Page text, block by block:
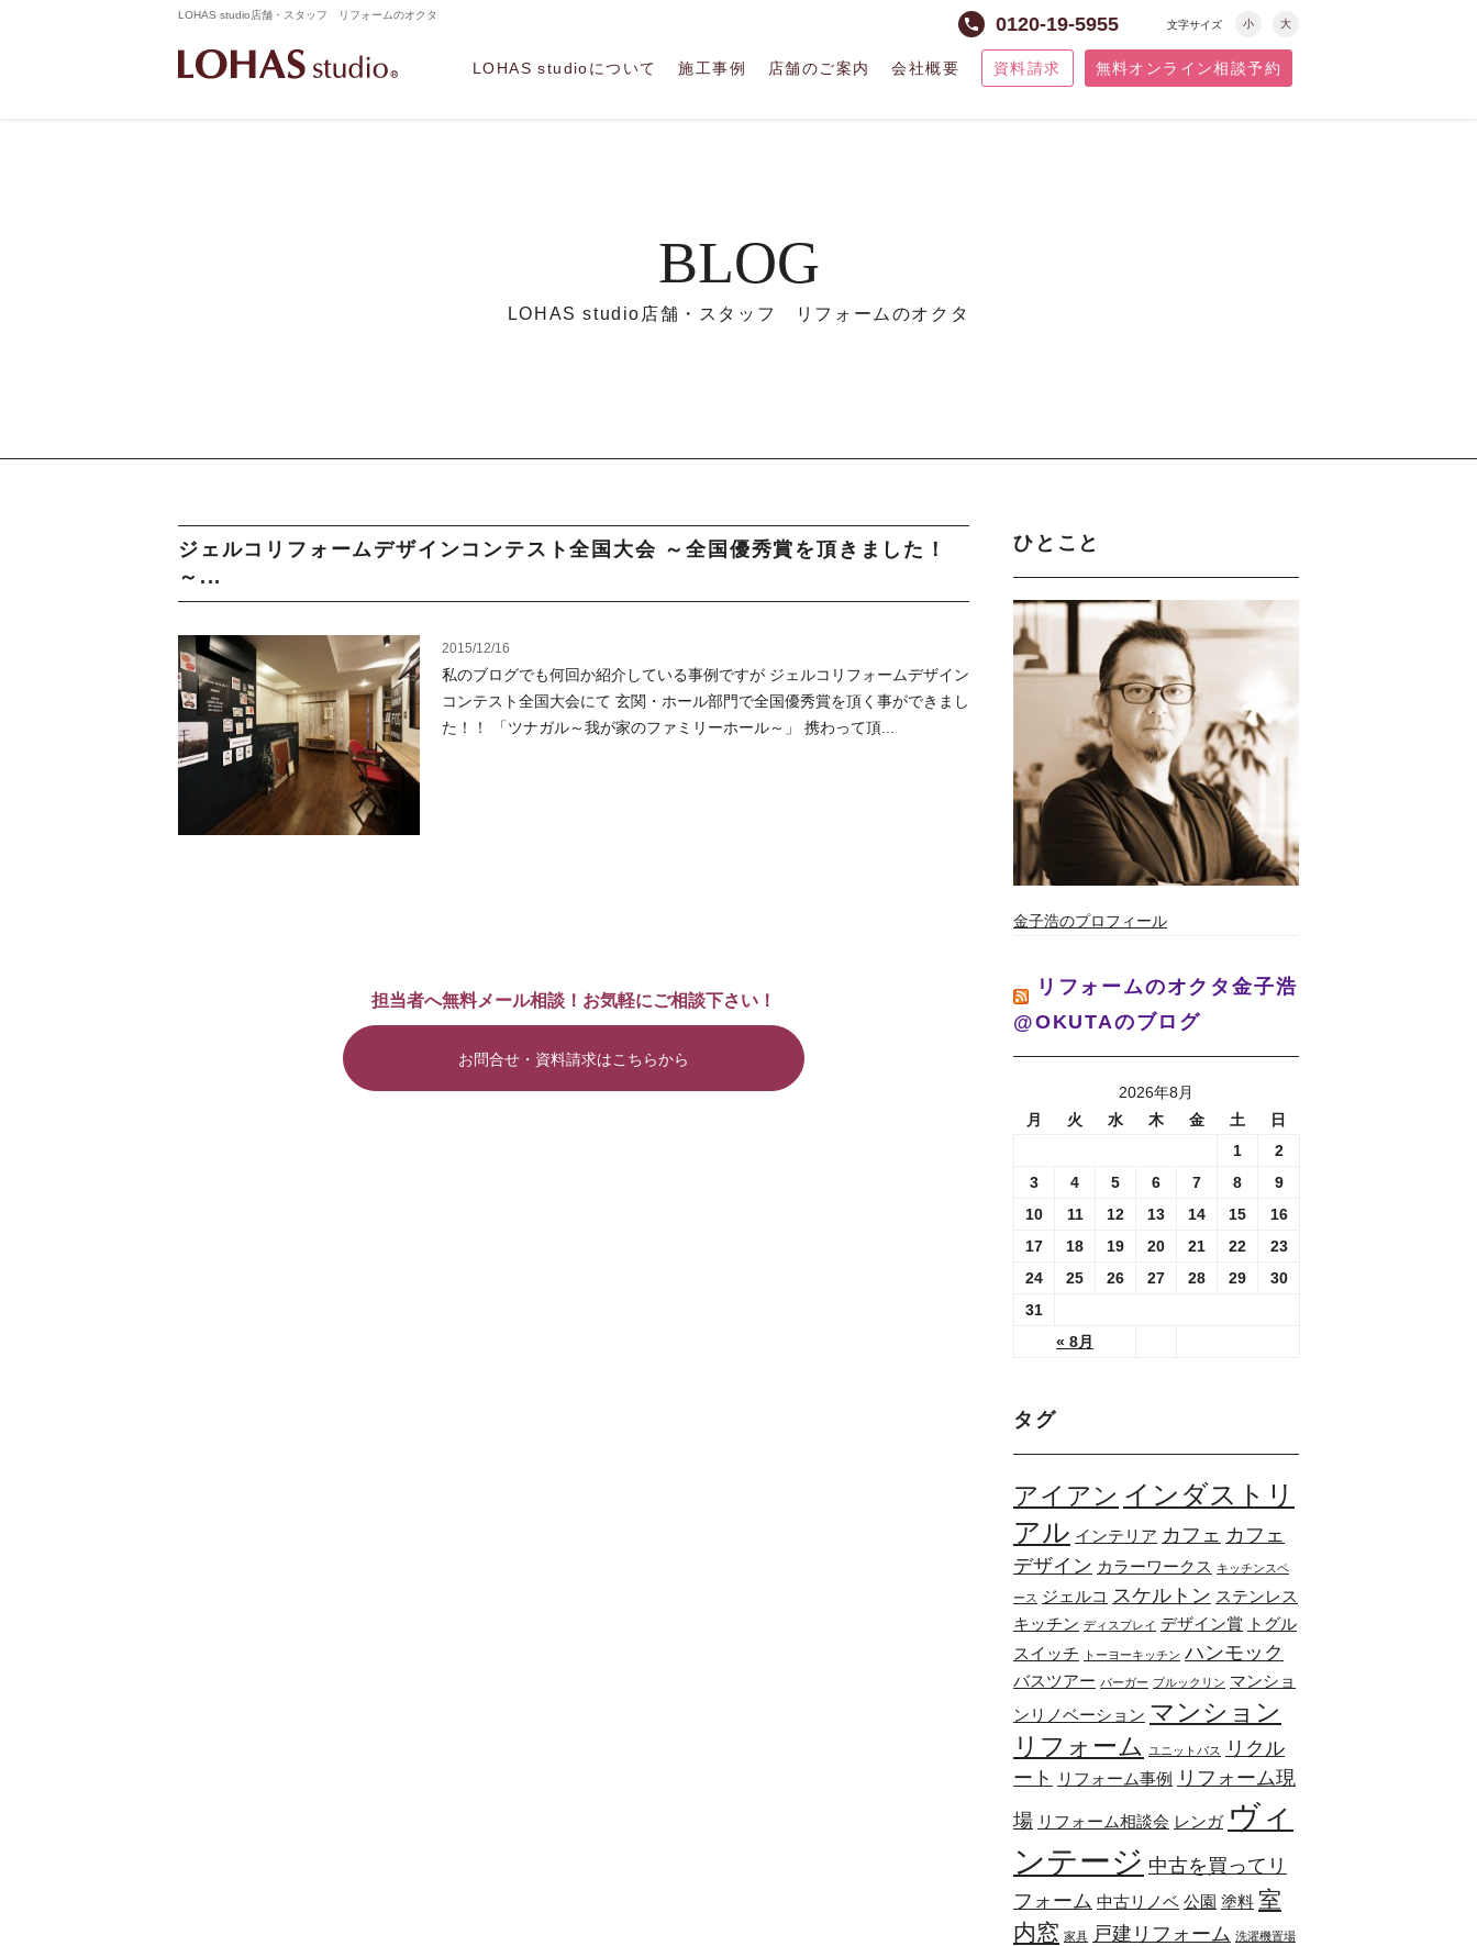
LOHAS studio店舗・スタッフ リフォームのオクタ
phone 0120-19-5955 文字サイズ 小 大
LOHAS studioについて 施工事例 店舗のご案内 会社概要 資料請求 無料オンライン相談予約
BLOG
LOHAS studio店舗・スタッフ リフォームのオクタ
ジェルコリフォームデザインコンテスト全国大会 ～全国優秀賞を頂きました！
～...
2015/12/16
私のブログでも何回か紹介している事例ですが ジェルコリフォームデザイン
コンテスト全国大会にて 玄関・ホール部門で全国優秀賞を頂く事ができまし
た！！ 「ツナガル～我が家のファミリーホール～」 携わって頂...
担当者へ無料メール相談！お気軽にご相談下さい！
お問合せ・資料請求はこちらから
ひとこと
金子浩のプロフィール
リフォームのオクタ金子浩
@OKUTAのブログ
2026年8月
月
火 水 木 金 土 日
« 8月
1
2
3
4 5 6 7 8
9
10
11 12 13 14 15
16
17
18 19 20 21 22
23
24
25 26 27 28 29
30
31
タグ
アイアン インダストリ
アル インテリア カフェ カフェ
デザイン カラーワークス キッチンスペ
ース ジェルコ スケルトン ステンレス
キッチン ディスプレイ デザイン賞 トグル
スイッチ
トーヨーキッチン ハンモック
バスツアー バーガー ブルックリン マンショ
ンリノベーション マンション
リフォーム
ユニットバス
リクル
ート
リフォーム事例 リフォーム現
場 リフォーム相談会 レンガ ヴィ
ンテージ 中古を買ってリ
フォーム 中古リノベ 公園 塗料 室
内窓 家具 戸建リフォーム 洗濯機置場